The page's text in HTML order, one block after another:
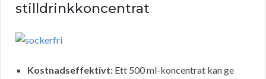
stilldrinkkoncentrat
Kostnadseffektivt: Ett 500 ml-koncentrat kan ge